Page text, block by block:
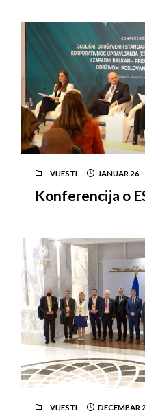
registraciju
hrane za
VIJESTI JANUAR 26
Konferencija o
VIJESTI DECEMBAR